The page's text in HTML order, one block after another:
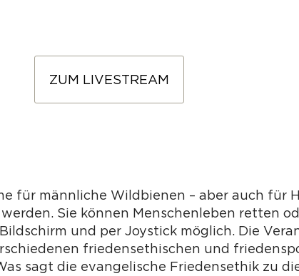
ZUM LIVESTREAM
für männliche Wildbienen – aber auch für
Sie können Menschenleben retten
und per Joystick möglich. Die
friedensethischen und
sagt die evangelische Friedensethik zu